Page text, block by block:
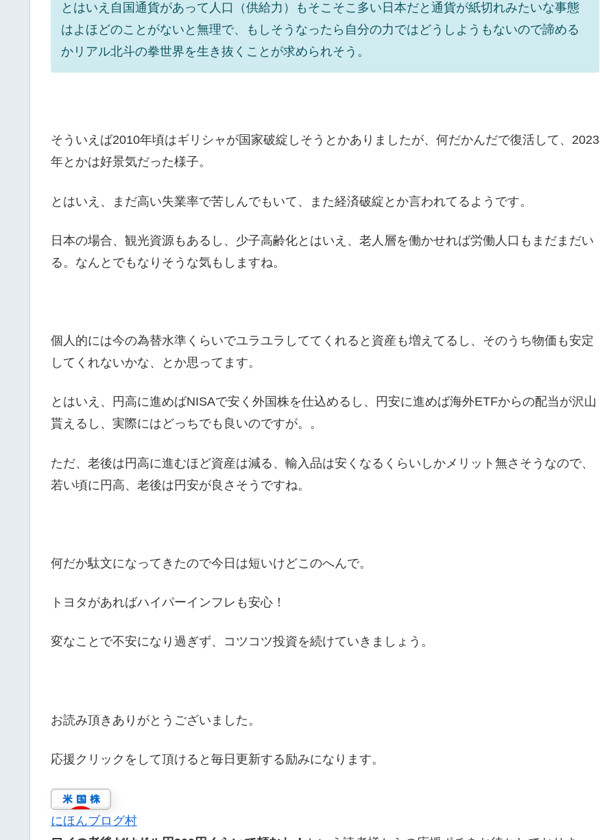
とはいえ自国通貨があって人口（供給力）もそこそこ多い日本だと通貨が紙切れみたいな事態
はよほどのことがないと無理で、もしそうなったら自分の力ではどうしようもないので諦める
かリアル北斗の拳世界を生き抜くことが求められそう。
そういえば2010年頃はギリシャが国家破綻しそうとかありましたが、何だかんだで復活して、2023
年とかは好景気だった様子。
とはいえ、まだ高い失業率で苦しんでもいて、また経済破綻とか言われてるようです。
日本の場合、観光資源もあるし、少子高齢化とはいえ、老人層を働かせれば労働人口もまだまだい
る。なんとでもなりそうな気もしますね。
個人的には今の為替水準くらいでユラユラしててくれると資産も増えてるし、そのうち物価も安定
してくれないかな、とか思ってます。
とはいえ、円高に進めばNISAで安く外国株を仕込めるし、円安に進めば海外ETFからの配当が沢山
貰えるし、実際にはどっちでも良いのですが。。
ただ、老後は円高に進むほど資産は減る、輸入品は安くなるくらいしかメリット無さそうなので、
若い頃に円高、老後は円安が良さそうですね。
何だか駄文になってきたので今日は短いけどこのへんで。
トヨタがあればハイパーインフレも安心！
変なことで不安になり過ぎず、コツコツ投資を続けていきましょう。
お読み頂きありがとうございました。
応援クリックをして頂けると毎日更新する励みになります。
にほんブログ村